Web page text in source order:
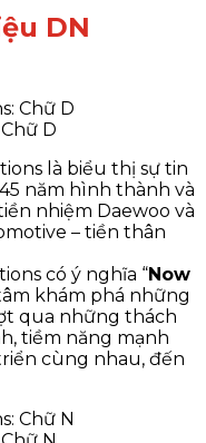
DN
D
là biểu thị sự tin
năm hình thành và
nhiệm Daewoo và
– tiền thân
có ý nghĩa “Now
khám phá những
qua những thách
tiềm năng mạnh
cùng nhau, đến